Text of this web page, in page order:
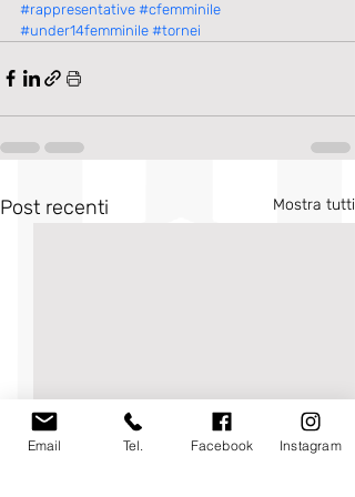
#rappresentative #cfemminile
#under14femminile #tornei
Post recenti Mostra tutti
Email Tel. Facebook Instagram